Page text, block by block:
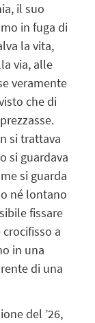
il suo
in fuga di
la vita,
via, alle
veramente
che di
si trattava
si guardava
si guarda
né lontano
fissare
crocifisso a
in una
di una
del ’26,